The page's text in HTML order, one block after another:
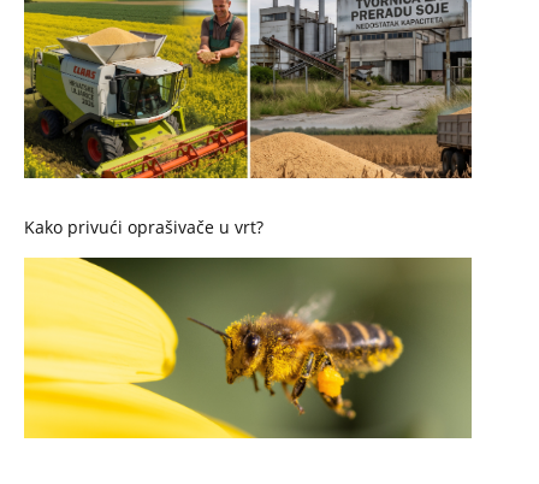
Kako privući oprašivače u vrt?